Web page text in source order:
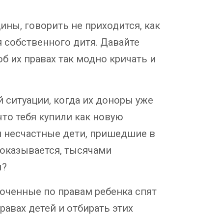
говорить не приходится, как
дитя. Давайте
их правах так модно кричать и
когда их доноры уже
тебя купили как новую
несчастные дети, пришедшие в
тысячами
по правам ребенка спят
детей и отбирать этих